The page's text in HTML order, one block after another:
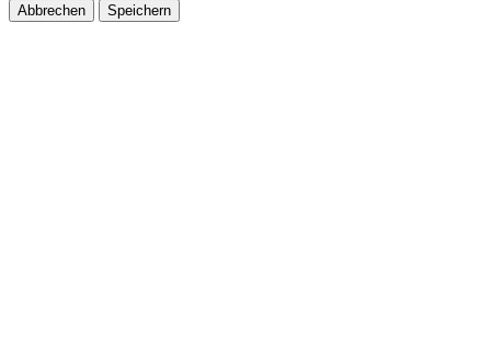
Abbrechen Speichern